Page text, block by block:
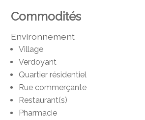
Commodités
Environnement
Village
Verdoyant
Quartier résidentiel
Rue commerçante
Restaurant(s)
Pharmacie